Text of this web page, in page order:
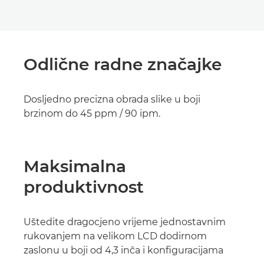
Odlične radne značajke
Dosljedno precizna obrada slike u boji
brzinom do 45 ppm / 90 ipm.
Maksimalna
produktivnost
Uštedite dragocjeno vrijeme jednostavnim
rukovanjem na velikom LCD dodirnom
zaslonu u boji od 4,3 inča i konfiguracijama